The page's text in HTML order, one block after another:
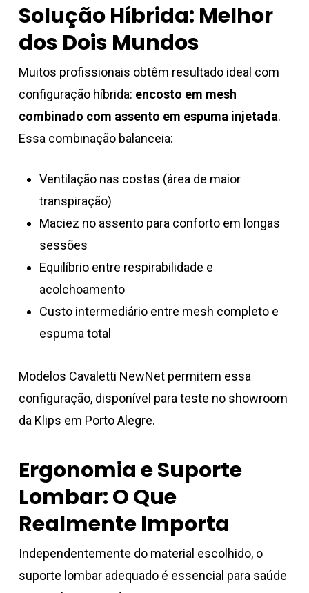
Solução Híbrida: Melhor
dos Dois Mundos
Muitos profissionais obtêm resultado ideal com
configuração híbrida: encosto em mesh
combinado com assento em espuma injetada.
Essa combinação balanceia:
Ventilação nas costas (área de maior
transpiração)
Maciez no assento para conforto em longas
sessões
Equilíbrio entre respirabilidade e
acolchoamento
Custo intermediário entre mesh completo e
espuma total
Modelos Cavaletti NewNet permitem essa
configuração, disponível para teste no showroom
da Klips em Porto Alegre.
Ergonomia e Suporte
Lombar: O Que
Realmente Importa
Independentemente do material escolhido, o
suporte lombar adequado é essencial para saúde